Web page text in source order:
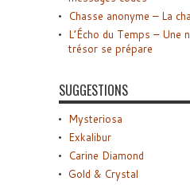
Chasse anonyme – La
L’Écho du Temps – Une
trésor se prépare
SUGGESTIONS
Mysteriosa
Exkalibur
Carine Diamond
Gold & Crystal